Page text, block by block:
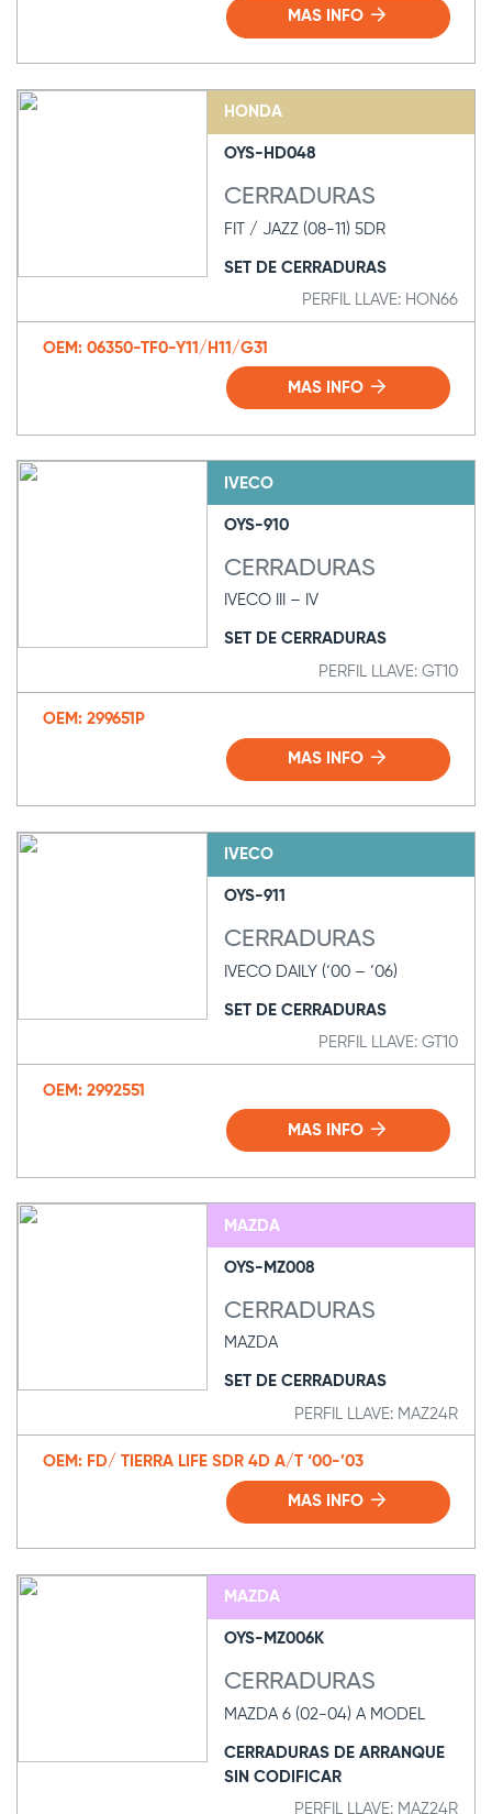
MAS INFO
HONDA
OYS-HD048
CERRADURAS
FIT / JAZZ (08-11) 5DR
SET DE CERRADURAS
PERFIL LLAVE: HON66
OEM: 06350-TF0-Y11/H11/G31
MAS INFO
IVECO
OYS-910
CERRADURAS
IVECO III – IV
SET DE CERRADURAS
PERFIL LLAVE: GT10
OEM: 299651P
MAS INFO
IVECO
OYS-911
CERRADURAS
IVECO DAILY (‘00 – ‘06)
SET DE CERRADURAS
PERFIL LLAVE: GT10
OEM: 2992551
MAS INFO
MAZDA
OYS-MZ008
CERRADURAS
MAZDA
SET DE CERRADURAS
PERFIL LLAVE: MAZ24R
OEM: FD/ TIERRA LIFE SDR 4D A/T ‘00-’03
MAS INFO
MAZDA
OYS-MZ006K
CERRADURAS
MAZDA 6 (02-04) A MODEL
CERRADURAS DE ARRANQUE
SIN CODIFICAR
PERFIL LLAVE: MAZ24R